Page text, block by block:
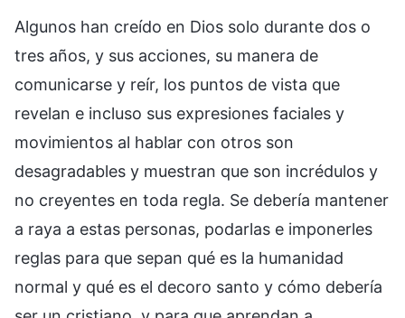
Algunos han creído en Dios solo durante dos o
tres años, y sus acciones, su manera de
comunicarse y reír, los puntos de vista que
revelan e incluso sus expresiones faciales y
movimientos al hablar con otros son
desagradables y muestran que son incrédulos y
no creyentes en toda regla. Se debería mantener
a raya a estas personas, podarlas e imponerles
reglas para que sepan qué es la humanidad
normal y qué es el decoro santo y cómo debería